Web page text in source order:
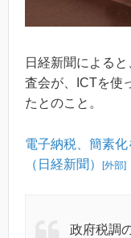
日経新聞による
査会が、ICTを使
たとのこと。
電子納税、簡素
（日経新聞）
[外部]
政府税調